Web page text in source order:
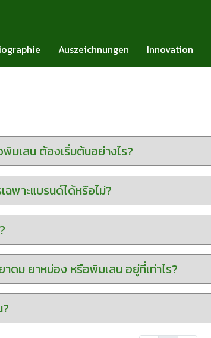
Auszeichnungen Innovation
มเสน ต้องเริ่มต้นอย่างไร?
พาะแบรนด์ได้หรือไม่?
ดม ยาหม่อง หรือพิมเสน อยู่ที่เท่าไร?